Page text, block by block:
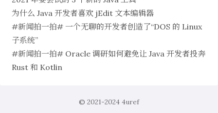
为什么 Java 开发者喜欢 jEdit 文本编辑器
#新闻拍一拍# 一个无聊的开发者创造了“DOS 的 Linux
子系统”
#新闻拍一拍# Oracle 调研如何避免让 Java 开发者投奔
Rust 和 Kotlin
© 2021-2024 4uref